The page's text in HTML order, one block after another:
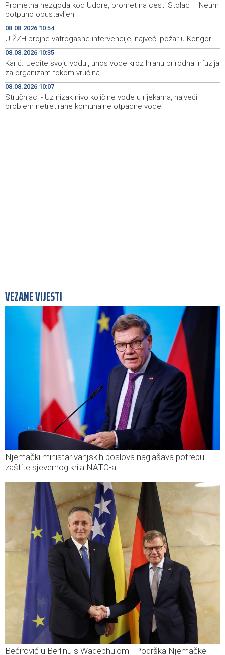
13:54
Normalizovan saobraćaj na dionici puta Stolac–Neum,
kod mjesta Udora, nakon nezgode
13:15
Vučić i Zelenski u Beogradu: Srbija podržava teritorijalni
integritet Ukrajine
13:02
Na magistralnoj cesti Stolac-Neum, kod mjesta Udora,
naizmjenično propuštanje vozila, jednom trakom
12:59
Više od 500 učesnika na Drinskoj regati od Modrana do
Goražda
Prometna nezgoda kod Udore, promet na cesti Stolac – Neum
potpuno obustavljen
08.08.2026 10:54
U ŽZH brojne vatrogasne intervencije, najveći požar u Kongori
08.08.2026 10:35
Karić: 'Jedite svoju vodu', unos vode kroz hranu prirodna infuzija
za organizam tokom vrućina
08.08.2026 10:07
Stručnjaci - Uz nizak nivo količine vode u rijekama, najveći
problem netretirane komunalne otpadne vode
VEZANE VIJESTI
Njemački ministar vanjskih poslova naglašava potrebu
zaštite sjevernog krila NATO-a
Bećirović u Berlinu s Wadephulom - Podrška Njemačke